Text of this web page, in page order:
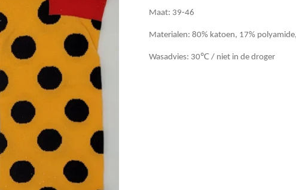
Maat: 39-46
Materialen: 80% katoen, 17%
Wasadvies: 30℃ / niet in de droger